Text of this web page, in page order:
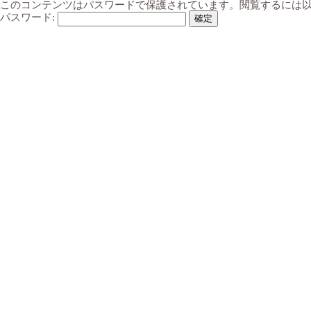
このコンテンツはパスワードで保護されています。閲覧するには
パスワード: